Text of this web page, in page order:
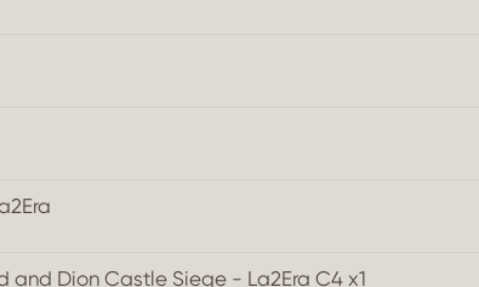
and Dion Castle Siege - La2Era C4 x1